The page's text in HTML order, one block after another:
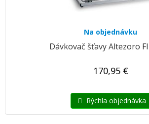
Na objednávku
Dávkovač šťavy Altezoro
170,95 €
Rýchla objednávka